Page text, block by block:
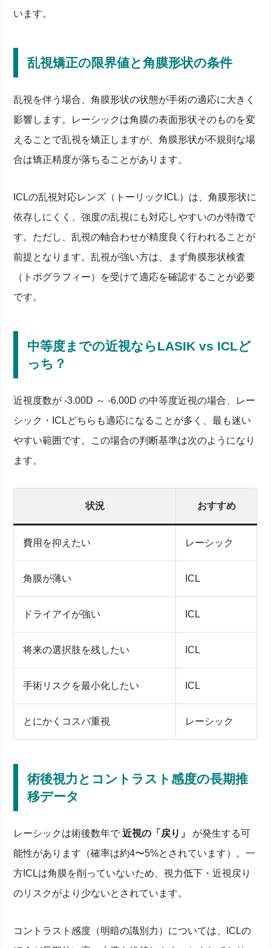
います。
乱視矯正の限界値と角膜形状の条件
乱視を伴う場合、角膜形状の状態が手術の適応に大きく
影響します。レーシックは角膜の表面形状そのものを変
えることで乱視を矯正しますが、角膜形状が不規則な場
合は矯正精度が落ちることがあります。
ICLの乱視対応レンズ（トーリックICL）は、角膜形状に
依存しにくく、強度の乱視にも対応しやすいのが特徴で
す。ただし、乱視の軸合わせが精度良く行われることが
前提となります。乱視が強い方は、まず角膜形状検査
（トポグラフィー）を受けて適応を確認することが必要
です。
中等度までの近視ならLASIK vs ICLど
っち？
近視度数が -3.00D ～ -6.00D の中等度近視の場合、レー
シック・ICLどちらも適応になることが多く、最も迷い
やすい範囲です。この場合の判断基準は次のようになり
ます。
状況 おすすめ
費用を抑えたい レーシック
角膜が薄い ICL
ドライアイが強い ICL
将来の選択肢を残したい ICL
手術リスクを最小化したい ICL
とにかくコスパ重視 レーシック
術後視力とコントラスト感度の長期推
移データ
レーシックは術後数年で近視の「戻り」
が発生する可
能性があります（確率は約4〜5%とされています）。一
方ICLは角膜を削っていないため、視力低下・近視戻り
のリスクがより少ないとされています。
コントラスト感度（明暗の識別力）については、ICLの